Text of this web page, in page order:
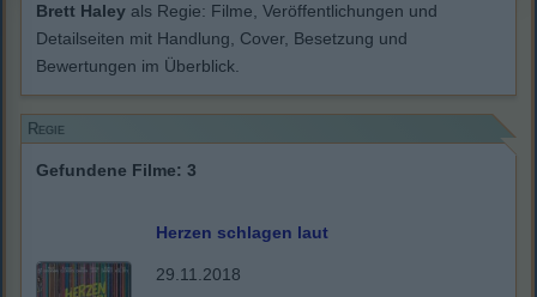
Brett Haley als Regie: Filme, Veröffentlichungen und
Detailseiten mit Handlung, Cover, Besetzung und
Bewertungen im Überblick.
Regie
Gefundene Filme: 3
Herzen schlagen laut
29.11.2018